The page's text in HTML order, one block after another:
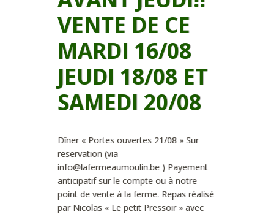
VENTE DE CE
MARDI 16/08
JEUDI 18/08 ET
SAMEDI 20/08
Dîner « Portes ouvertes 21/08 » Sur
reservation (via
info@lafermeaumoulin.be ) Payement
anticipatif sur le compte ou à notre
point de vente à la ferme. Repas réalisé
par Nicolas « Le petit Pressoir » avec